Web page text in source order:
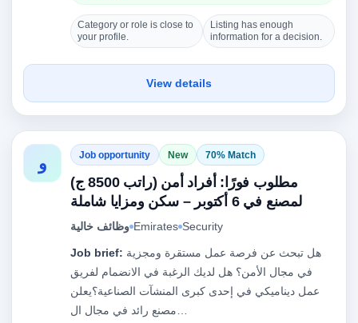
Category or role is close to
your profile.
Listing has enough
information for a decision.
View details
و Job opportunity New 70% Match
مطلوب فورًا: أفراد أمن (راتب 8500 ج)
لمصنع في 6 أكتوبر – سكن ومزايا شاملة
وظائف خالية Emirates Security
Job brief:
في مجال الأمن؟ هل لديك الرغبة في الانضمام لفريق
عمل ديناميكي في إحدى كبرى المنشآت الصناعية؟يعلن